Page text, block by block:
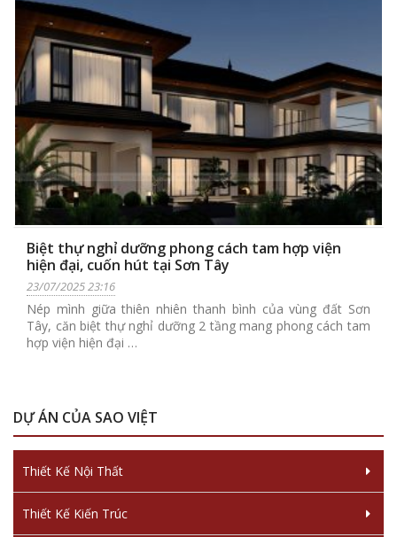
Biệt thự nghỉ dưỡng phong cách tam hợp viện
hiện đại, cuốn hút tại Sơn Tây
23/07/2025 23:16
Nép mình giữa thiên nhiên thanh bình của vùng đất Sơn
Tây, căn biệt thự nghỉ dưỡng 2 tầng mang phong cách tam
hợp viện hiện đại …
DỰ ÁN CỦA SAO VIỆT
Thiết Kế Nội Thất
Thiết Kế Kiến Trúc